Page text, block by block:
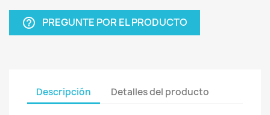
help_outline PREGUNTE POR EL PRODUCTO
Descripción Detalles del producto